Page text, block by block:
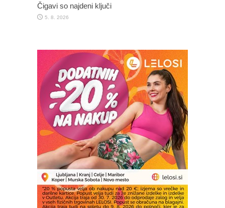
Čigavi so najdeni ključi
5. 8. 2026